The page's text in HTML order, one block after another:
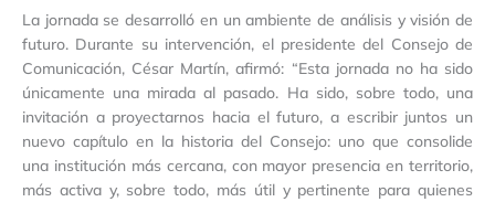
La jornada se desarrolló en un ambiente de análisis y visión de
futuro. Durante su intervención, el presidente del Consejo de
Comunicación, César Martín, afirmó: “Esta jornada no ha sido
únicamente una mirada al pasado. Ha sido, sobre todo, una
invitación a proyectarnos hacia el futuro, a escribir juntos un
nuevo capítulo en la historia del Consejo: uno que consolide
una institución más cercana, con mayor presencia en territorio,
más activa y, sobre todo, más útil y pertinente para quienes